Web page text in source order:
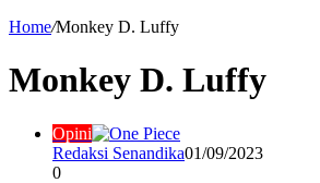
Home/Monkey D. Luffy
Monkey D. Luffy
Opini
Redaksi Senandika01/09/2023
0